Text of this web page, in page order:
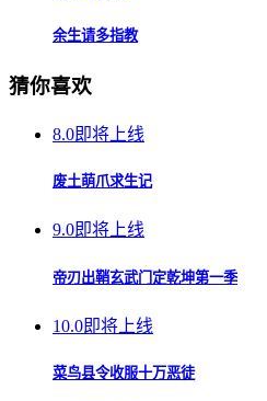
余生请多指教
猜你喜欢
8.0即将上线
废土萌爪求生记
9.0即将上线
帝刃出鞘玄武门定乾坤第一季
10.0即将上线
菜鸟县令收服十万恶徒